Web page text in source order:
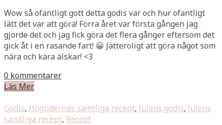
Wow så ofantligt gott detta godis var och hur ofantligt
lätt det var att göra! Förra året var första gången jag
gjorde det och jag fick göra det flera gånger eftersom det
gick åt i en rasande fart! 😀 Jätteroligt att göra något som
nära och kära älskar! <3
0 kommentarer
Läs Mer
Godis, Högtidernas samtliga recept, Julens godis, Julens
samtliga recept, Recept